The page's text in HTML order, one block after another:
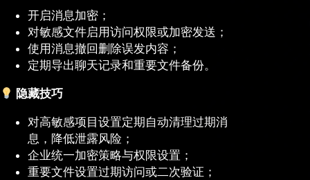
开启消息加密；
对敏感文件启用访问权限或加密发送；
使用消息撤回删除误发内容；
定期导出聊天记录和重要文件备份。
隐藏技巧
对高敏感项目设置定期自动清理过期消
息，降低泄露风险；
企业统一加密策略与权限设置；
重要文件设置过期访问或二次验证；